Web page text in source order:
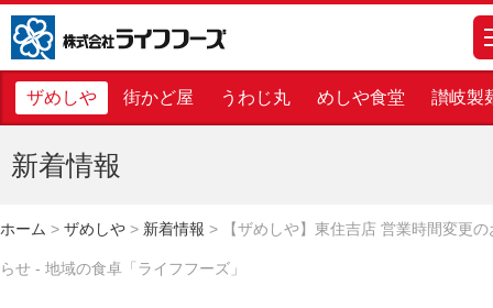
株式会社ライフフーズ
ザめしや 街かど屋 うわじ丸 めしや食堂 讃岐製
新着情報
ホーム > ザめしや > 新着情報 > 【ザめしや】東住吉店 営業時間変更の
らせ - 地域の食卓「ライフフーズ」